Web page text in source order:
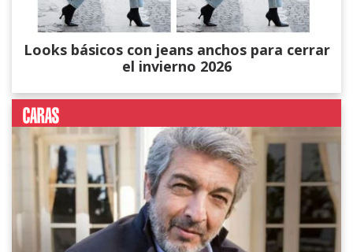
Looks básicos con jeans anchos para cerrar
el invierno 2026